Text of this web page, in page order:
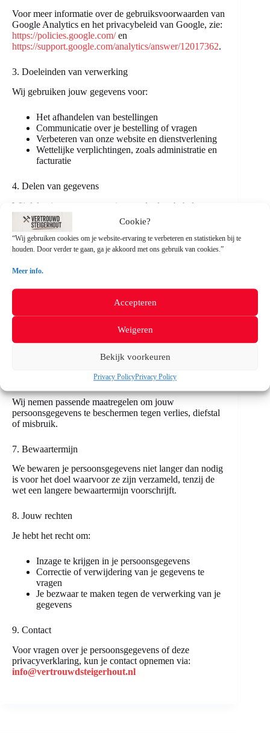
Cookie?
“Wij gebruiken cookies om je website-ervaring te verbeteren en statistieken bij te
houden. Door verder te gaan, ga je akkoord met ons gebruik van cookies.”
Meer info.
Accepteren
Weigeren
Bekijk voorkeuren
Privacy PolicyPrivacy Policy
Voor meer informatie over de gebruiksvoorwaarden van
Google Analytics en het privacybeleid van Google, zie:
https://policies.google.com/en
https://support.google.com/analytics/answer/12017362.
3. Doeleinden van verwerking
Wij gebruiken jouw gegevens voor:
Het afhandelen van bestellingen
Communicatie over je bestelling of vragen
Verbeteren van onze website en dienstverlening
Wettelijke verplichtingen, zoals administratie en
facturatie
4. Delen van gegevens
Wij delen jouw gegevens niet met derden, behalve:
Voor het uitvoeren van een bestelling (bijv.
bezorgdiensten)
Indien wettelijk verplicht
Onze website gebruikt cookies voor:
Analyse van websitegebruik (via Google
Analytics, alleen na jouw toestemming)
Wij nemen passende maatregelen om jouw
persoonsgegevens te beschermen tegen verlies, diefstal
of misbruik.
7. Bewaartermijn
We bewaren je persoonsgegevens niet langer dan nodig
is voor het doel waarvoor ze zijn verzameld, tenzij de
wet een langere bewaartermijn voorschrijft.
8. Jouw rechten
Je hebt het recht om:
Inzage te krijgen in je persoonsgegevens
Correctie of verwijdering van je gegevens te
vragen
Je bezwaar te maken tegen de verwerking van je
gegevens
9. Contact
Voor vragen over je persoonsgegevens of deze
privacyverklaring, kun je contact opnemen via:
info@vertrouwdsteigerhout.nl